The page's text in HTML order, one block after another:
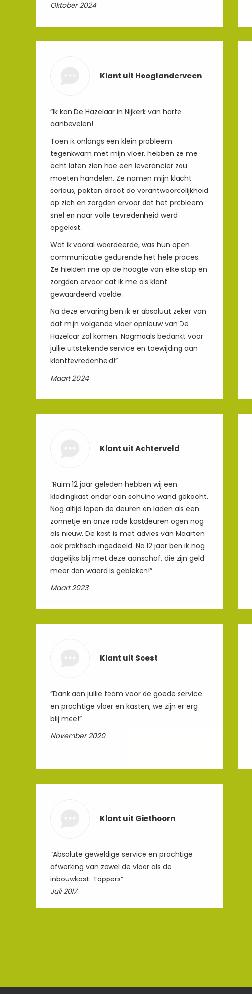
Oktober 2024
Klant uit Hooglanderveen
“Ik kan De Hazelaar in Nijkerk van harte
aanbevelen!
Toen ik onlangs een klein probleem
tegenkwam met mijn vloer, hebben ze me
echt laten zien hoe een leverancier zou
moeten handelen. Ze namen mijn klacht
serieus, pakten direct de verantwoordelijkheid
op zich en zorgden ervoor dat het probleem
snel en naar volle tevredenheid werd
opgelost.
Wat ik vooral waardeerde, was hun open
communicatie gedurende het hele proces.
Ze hielden me op de hoogte van elke stap en
zorgden ervoor dat ik me als klant
gewaardeerd voelde.
Na deze ervaring ben ik er absoluut zeker van
dat mijn volgende vloer opnieuw van De
Hazelaar zal komen. Nogmaals bedankt voor
jullie uitstekende service en toewijding aan
klanttevredenheid!”
Maart 2024
Klant uit Achterveld
“Ruim 12 jaar geleden hebben wij een
kledingkast onder een schuine wand gekocht.
Nog altijd lopen de deuren en laden als een
zonnetje en onze rode kastdeuren ogen nog
als nieuw. De kast is met advies van Maarten
ook praktisch ingedeeld. Na 12 jaar ben ik nog
dagelijks blij met deze aanschaf, die zijn geld
meer dan waard is gebleken!”
Maart 2023
Klant uit Soest
“Dank aan jullie team voor de goede service
en prachtige vloer en kasten, we zijn er erg
blij mee!”
November 2020
Klant uit Giethoorn
“Absolute geweldige service en prachtige
afwerking van zowel de vloer als de
inbouwkast. Toppers”
Juli 2017